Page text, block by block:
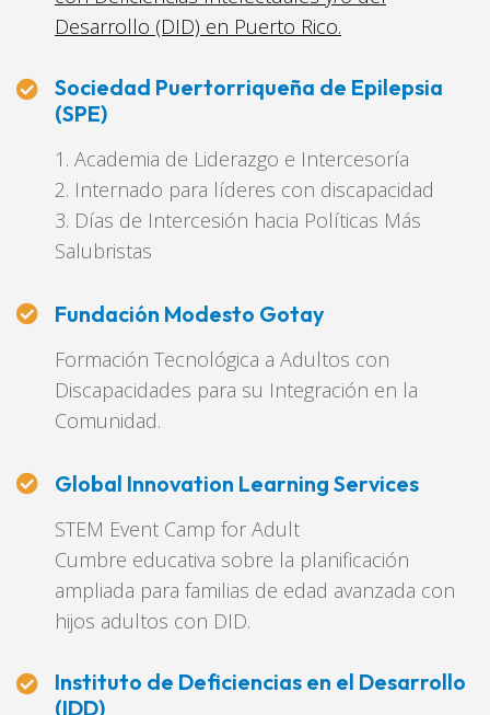
Desarrollo (DID) en Puerto Rico.
Sociedad Puertorriqueña de Epilepsia
(SPE)
1. Academia de Liderazgo e Intercesoría
2. Internado para líderes con discapacidad
3. Días de Intercesión hacia Políticas Más
Salubristas
Fundación Modesto Gotay
Formación Tecnológica a Adultos con
Discapacidades para su Integración en la
Comunidad.
Global Innovation Learning Services
STEM Event Camp for Adult
Cumbre educativa sobre la planificación
ampliada para familias de edad avanzada con
hijos adultos con DID.
Instituto de Deficiencias en el Desarrollo
(IDD)